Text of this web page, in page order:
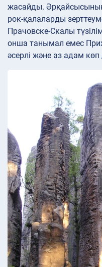
жасайды. Әрқайсысының
рок-қалаларды
Прачовске-Скалы
онша танымал емес
әсерлі және аз адам